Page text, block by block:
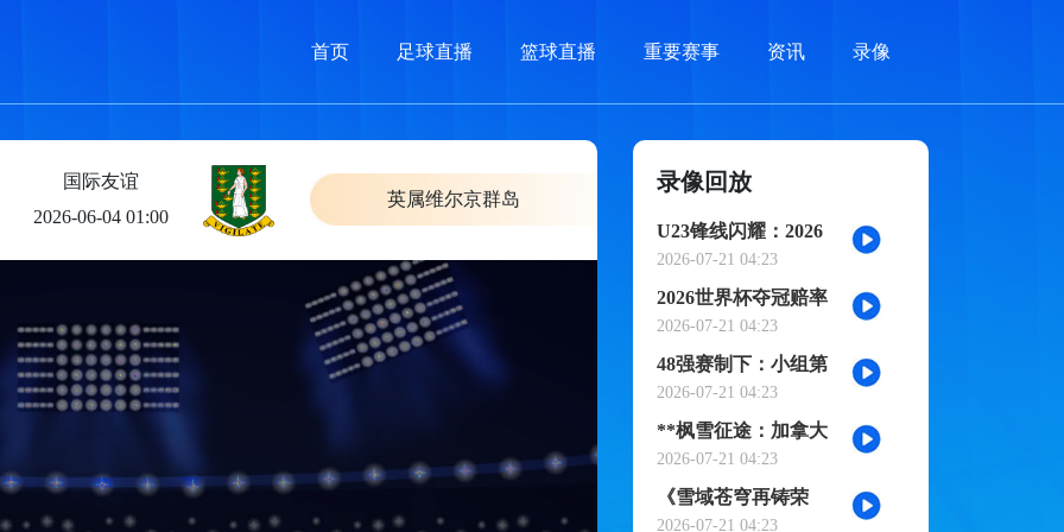
首页 足球直播 篮球直播 重要赛事 资讯 录像
国际友谊
2026-06-04 01:00
英属维尔京群岛
录像回放
U23锋线闪耀：2026
世界杯小组赛个人进
球全记录
2026-07-21 04:23
2026世界杯夺冠赔率
剧烈震荡：国际顶级
机构最新榜单出炉
2026-07-21 04:23
48强赛制下：小组第
三的出局线算法与晋
级门槛推演
2026-07-21 04:23
**枫雪征途：加拿大
足球的2026黎明之战
**
2026-07-21 04:23
《雪域苍穹再铸荣
光：阿根廷三冠史
2026-07-21 04:23